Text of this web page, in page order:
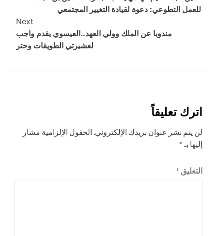
للعمل التطوعي: دعوة لقيادة التغيير المجتمعي
Next
مندوبا عن الملك وولي العهد..العيسوي يقدم واجب
لعشيرتي الطويقات وحتر
اترك تعليقاً
لن يتم نشر عنوان بريدك الإلكتروني. الحقول الإلزامية مشار
إليها بـ *
التعليق *